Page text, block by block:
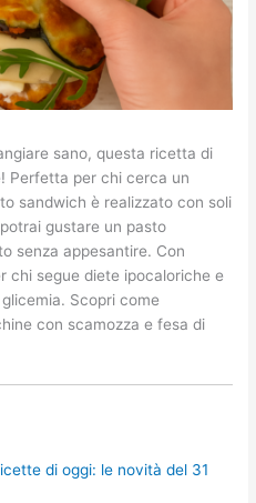
sano, questa ricetta di
Perfetta per chi cerca un
sandwich è realizzato con soli
gustare un pasto
senza appesantire. Con
chi segue diete ipocaloriche e
Scopri come
con scamozza e fesa di
di oggi: le novità del 31